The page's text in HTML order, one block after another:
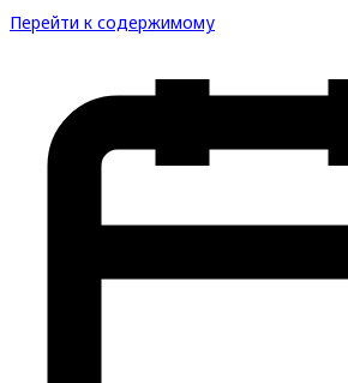
Перейти к содержимому